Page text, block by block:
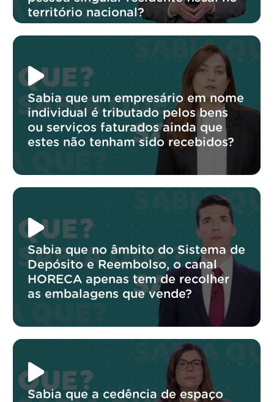
território nacional?
Sabia que um empresário em nome
individual é tributado pelos bens
ou serviços faturados ainda que
estes não tenham sido recebidos?
Sabia que no âmbito do Sistema de
Depósito e Reembolso, o canal
HORECA apenas tem de recolher
as embalagens que vende?
Sabia que a cedência de espaço